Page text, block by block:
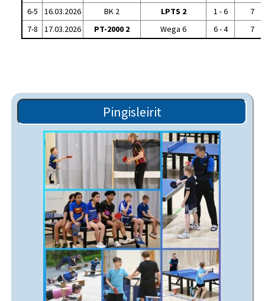
6-5
16.03.2026 BK 2 LPTS 2 1 - 6
7
7-8
17.03.2026 PT-2000 2 Wega 6 6 - 4 7
Pingisleirit